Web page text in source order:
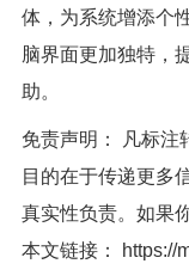
体，为系统增添个
脑界面更加独特，
助。
免责声明： 凡标注
目的在于传递更多
真实性负责。如果
本文链接：
https://